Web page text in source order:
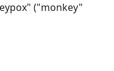
("monkey"